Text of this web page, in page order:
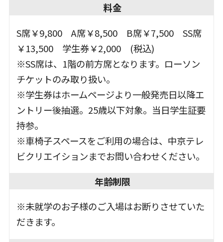
料金
S席￥9,800 A席￥8,500 B席￥7,500 SS席
￥13,500 学生券￥2,000 (税込)
※SS席は、1階の前方席となります。ローソン
チケットのみ取り扱い。
※学生券はホームページより一般発売日以降エ
ントリー後抽選。25歳以下対象。当日学生証要
持参。
※車椅子スペースをご利用の場合は、中京テレ
ビクリエイションまでお問い合わせください。
年齢制限
※未就学のお子様のご入場はお断りさせていた
だきます。